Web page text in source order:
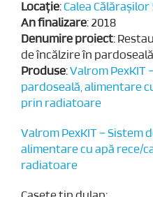
Locație:Calea Călărașilor
Anfinalizare: 2018
Denumire proiect:
de încălzire în pardoseală
Produse:Valrom PexKIT
pardoseală, alimentare
prin radiatoare
Valrom PexKIT – Sistem
alimentare cu apă rece/
radiatoare